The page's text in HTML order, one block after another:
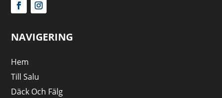
NAVIGERING
Hem
Till Salu
Däck Och Fälg